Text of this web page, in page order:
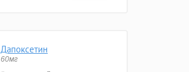
Дапоксетин
60мг